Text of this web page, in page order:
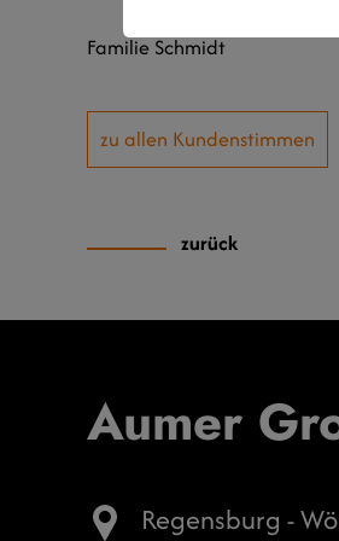
Familie Schmidt
zu allen Kundenstimmen
zurück
Aumer
Regensburg -